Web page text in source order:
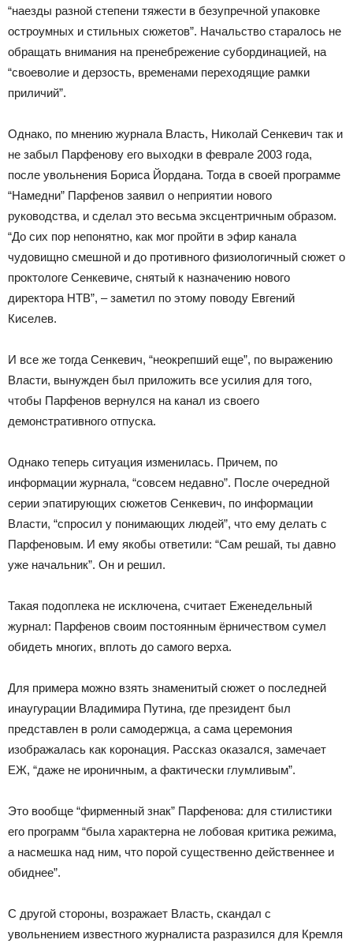
“наезды разной степени тяжести в безупречной упаковке
остроумных и стильных сюжетов”. Начальство старалось не
обращать внимания на пренебрежение субординацией, на
“своеволие и дерзость, временами переходящие рамки
приличий”.
Однако, по мнению журнала Власть, Николай Сенкевич так и
не забыл Парфенову его выходки в феврале 2003 года,
после увольнения Бориса Йордана. Тогда в своей программе
“Намедни” Парфенов заявил о неприятии нового
руководства, и сделал это весьма эксцентричным образом.
“До сих пор непонятно, как мог пройти в эфир канала
чудовищно смешной и до противного физиологичный сюжет о
проктологе Сенкевиче, снятый к назначению нового
директора НТВ”, – заметил по этому поводу Евгений
Киселев.
И все же тогда Сенкевич, “неокрепший еще”, по выражению
Власти, вынужден был приложить все усилия для того,
чтобы Парфенов вернулся на канал из своего
демонстративного отпуска.
Однако теперь ситуация изменилась. Причем, по
информации журнала, “совсем недавно”. После очередной
серии эпатирующих сюжетов Сенкевич, по информации
Власти, “спросил у понимающих людей”, что ему делать с
Парфеновым. И ему якобы ответили: “Сам решай, ты давно
уже начальник”. Он и решил.
Такая подоплека не исключена, считает Еженедельный
журнал: Парфенов своим постоянным ёрничеством сумел
обидеть многих, вплоть до самого верха.
Для примера можно взять знаменитый сюжет о последней
инаугурации Владимира Путина, где президент был
представлен в роли самодержца, а сама церемония
изображалась как коронация. Рассказ оказался, замечает
ЕЖ, “даже не ироничным, а фактически глумливым”.
Это вообще “фирменный знак” Парфенова: для стилистики
его программ “была характерна не лобовая критика режима,
а насмешка над ним, что порой существенно действеннее и
обиднее”.
С другой стороны, возражает Власть, скандал с
увольнением известного журналиста разразился для Кремля